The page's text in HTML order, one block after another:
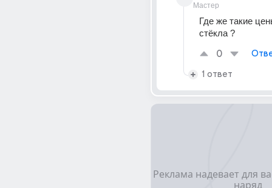
Мастер
Где же такие
стёкла ?
0
1 ответ